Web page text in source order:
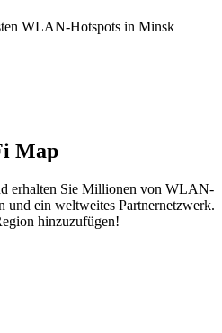
WLAN-Hotspots in Minsk
Map
erhalten Sie Millionen von WLAN-
und ein weltweites Partnernetzwerk.
hinzuzufügen!